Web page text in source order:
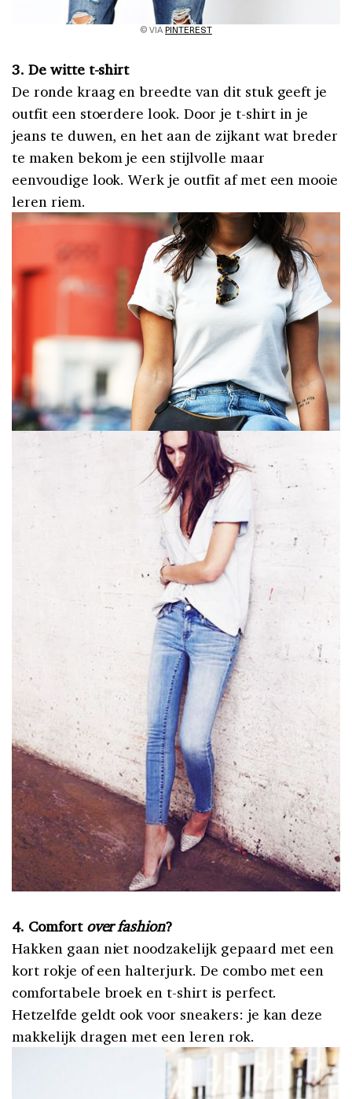
© VIAPINTEREST
3. De witte t-shirt
De ronde kraag en breedte van dit stuk geeft je
outfit een stoerdere look. Door je t-shirt in je
jeans te duwen, en het aan de zijkant wat breder
te maken bekom je een stijlvolle maar
eenvoudige look. Werk je outfit af met een mooie
leren riem.
4. Comfort over fashion?
Hakken gaan niet noodzakelijk gepaard met een
kort rokje of een halterjurk. De combo met een
comfortabele broek en t-shirt is perfect.
Hetzelfde geldt ook voor sneakers: je kan deze
makkelijk dragen met een leren rok.